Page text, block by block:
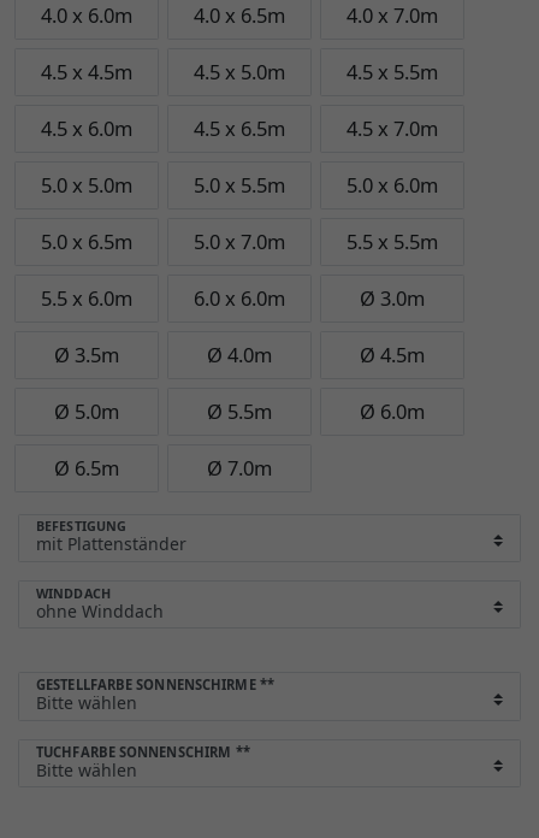
4.0 x 6.0m 4.0 x 6.5m 4.0 x 7.0m
4.5 x 4.5m 4.5 x 5.0m 4.5 x 5.5m
4.5 x 6.0m 4.5 x 6.5m 4.5 x 7.0m
5.0 x 5.0m 5.0 x 5.5m 5.0 x 6.0m
5.0 x 6.5m 5.0 x 7.0m 5.5 x 5.5m
5.5 x 6.0m 6.0 x 6.0m Ø 3.0m
Ø 3.5m Ø 4.0m Ø 4.5m
Ø 5.0m Ø 5.5m Ø 6.0m
Ø 6.5m Ø 7.0m
BEFESTIGUNG
WINDDACH
GESTELLFARBE SONNENSCHIRME **
TUCHFARBE SONNENSCHIRM **